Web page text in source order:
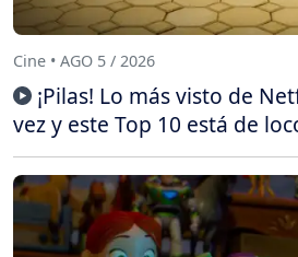
Cine • AGO 5 / 2026
¡Pilas! Lo más visto de
vez y este Top 10 está de